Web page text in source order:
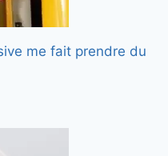
me fait prendre du